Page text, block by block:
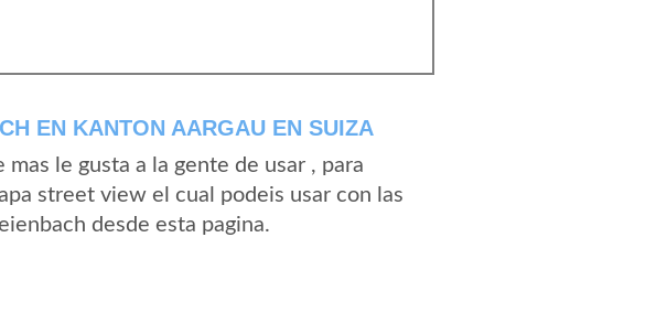
EN KANTON AARGAU EN SUIZA
le gusta a la gente de usar , para
street view el cual podeis usar con las
desde esta pagina.